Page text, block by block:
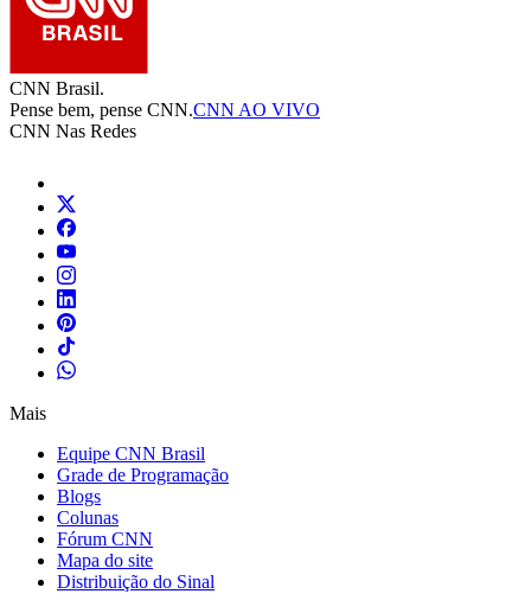
CNN Brasil.
Pense bem, pense CNN.CNN AO VIVO
CNN Nas Redes
Mais
Equipe CNN Brasil
Grade de Programação
Blogs
Colunas
Fórum CNN
Mapa do site
Distribuição do Sinal